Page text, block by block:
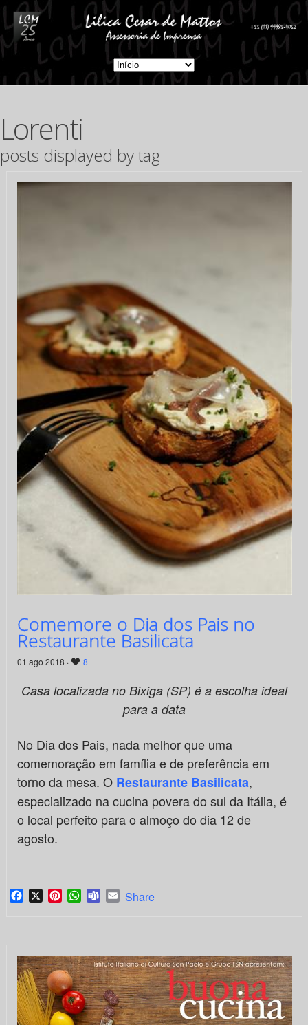
Lorenti
posts displayed by tag
Comemore o Dia dos Pais no
Restaurante Basilicata
01 ago 2018 · 8
Casa localizada no Bixiga (SP) é a escolha ideal
para a data
No Dia dos Pais, nada melhor que uma
comemoração em família e de preferência em
torno da mesa. O Restaurante Basilicata,
especializado na cucina povera do sul da Itália, é
o local perfeito para o almoço do dia 12 de
agosto.
Facebook
X PinterestWhatsApp
TeamsEmail
Share